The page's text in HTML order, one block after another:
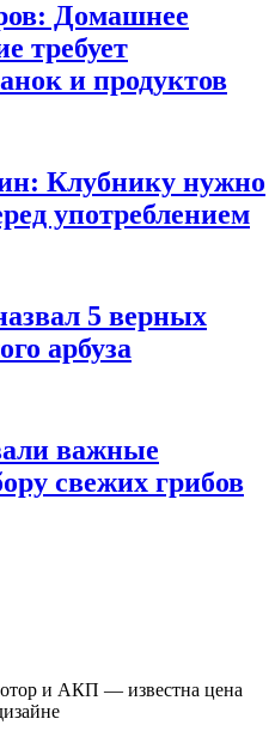
Домашнее
требует
и продуктов
Клубнику нужно
употреблением
5 верных
арбуза
важные
свежих грибов
и АКП — известна цена